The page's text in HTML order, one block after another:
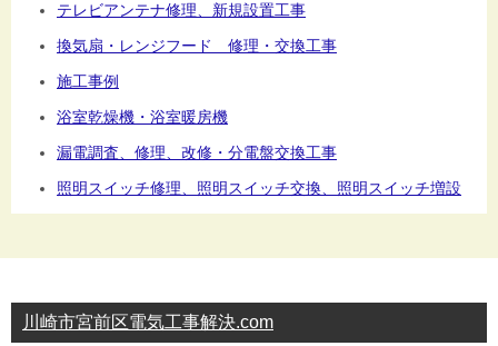
テレビアンテナ修理、新規設置工事
換気扇・レンジフード 修理・交換工事
施工事例
浴室乾燥機・浴室暖房機
漏電調査、修理、改修・分電盤交換工事
照明スイッチ修理、照明スイッチ交換、照明スイッチ増設
川崎市宮前区電気工事解決.com